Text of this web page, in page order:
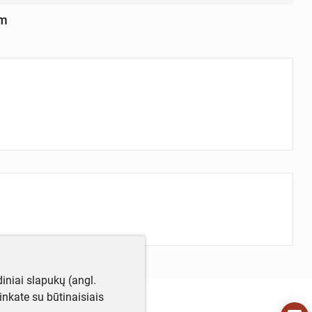
slapukų (angl.
su būtinaisiais